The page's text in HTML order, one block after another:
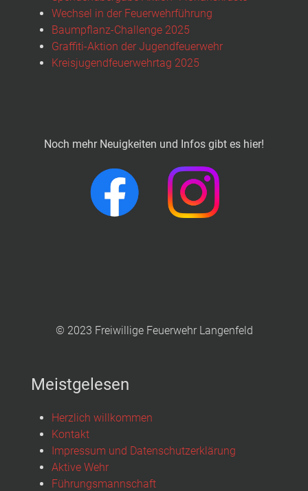
Wechsel in der Feuerwehrführung
Baumpflanz-Challenge 2025
Graffiti-Aktion der Jugendfeuerwehr
Kreisjugendfeuerwehrtag 2025
Noch mehr Neuigkeiten und Infos gibt es hier!
© 2023 Freiwillige Feuerwehr Langenfeld
Meistgelesen
Herzlich willkommen
Kontakt
Impressum und Datenschutzerklärung
Aktive Wehr
Führungsmannschaft